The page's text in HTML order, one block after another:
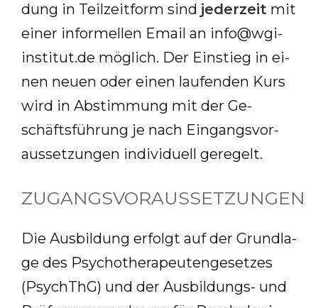
dung in Teil­zeit­form sind je­der­zeit mit
ei­ner in­for­mel­len Email an info@​wgi-
institut.​de mög­lich. Der Ein­stieg in ei­
nen neu­en oder ei­nen lau­fen­den Kurs
wird in Ab­stim­mung mit der Ge­
schäfts­füh­rung je nach Ein­gangs­vor­
aus­set­zun­gen in­di­vi­du­ell ge­re­gelt.
ZUGANGSVORAUSSETZUNGEN
Die Aus­bil­dung er­folgt auf der Grund­la­
ge des Psy­cho­the­ra­peu­ten­ge­set­zes
(PsychThG) und der Aus­bil­dungs- und